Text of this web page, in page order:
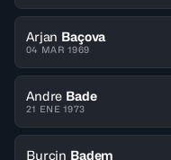
Arjan Baçova
04 MAR 1969
Andre Bade
21 ENE 1973
Burcin Badem